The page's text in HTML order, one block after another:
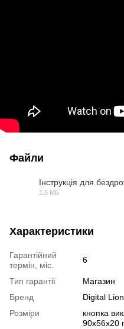
Файли
Інструкція для
1.5 МБ
Характеристики
Гарантійний
термін, міс.
6
Тип гарантії
Магазин
Бренд
Digital Lion
Розміри
кнопка
90x56x20